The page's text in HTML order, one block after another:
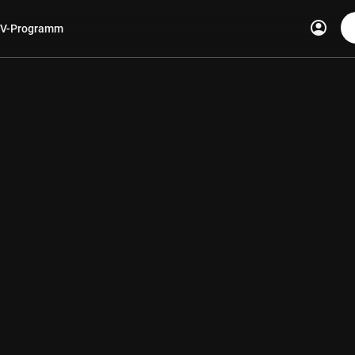
Programm account_circle